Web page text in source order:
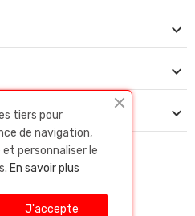



Tous droits réservés.
tiers pour
de navigation,
personnaliser le
En savoir plus
J'accepte